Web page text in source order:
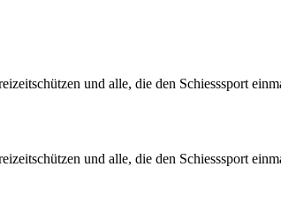
und alle, die den Schiesssport
und alle, die den Schiesssport